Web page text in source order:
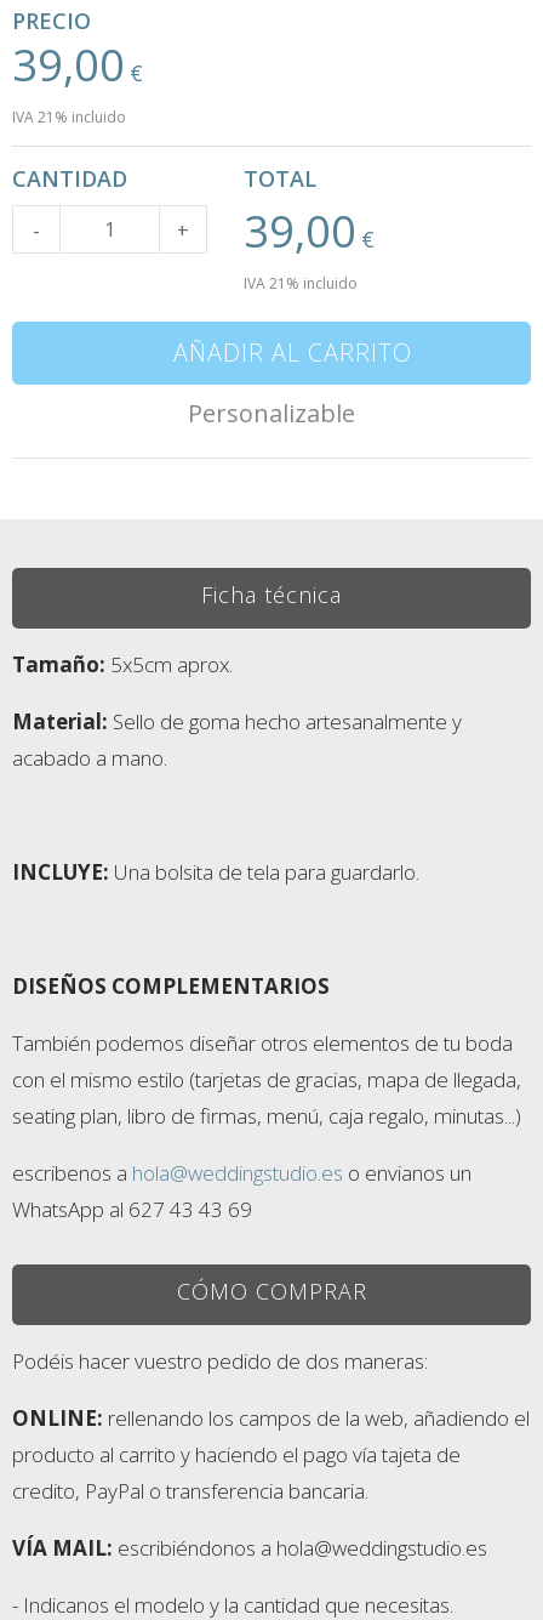
PRECIO
39,00€
IVA 21% incluido
CANTIDAD
-
Cantidad +
TOTAL
39,00€
IVA 21% incluido
AÑADIR AL CARRITO
Personalizable
Ficha técnica
Tamaño: 5x5cm aprox.
Material: Sello de goma hecho artesanalmente y
acabado a mano.
INCLUYE: Una bolsita de tela para guardarlo.
DISEÑOS COMPLEMENTARIOS
También podemos diseñar otros elementos de tu boda
con el mismo estilo (tarjetas de gracias, mapa de llegada,
seating plan, libro de firmas, menú, caja regalo, minutas...)
escribenos a hola@weddingstudio.es o envianos un
WhatsApp al 627 43 43 69
CÓMO COMPRAR
Podéis hacer vuestro pedido de dos maneras:
ONLINE: rellenando los campos de la web, añadiendo el
producto al carrito y haciendo el pago vía tajeta de
credito, PayPal o transferencia bancaria.
VÍA MAIL: escribiéndonos a hola@weddingstudio.es
- Indicanos el modelo y la cantidad que necesitas.